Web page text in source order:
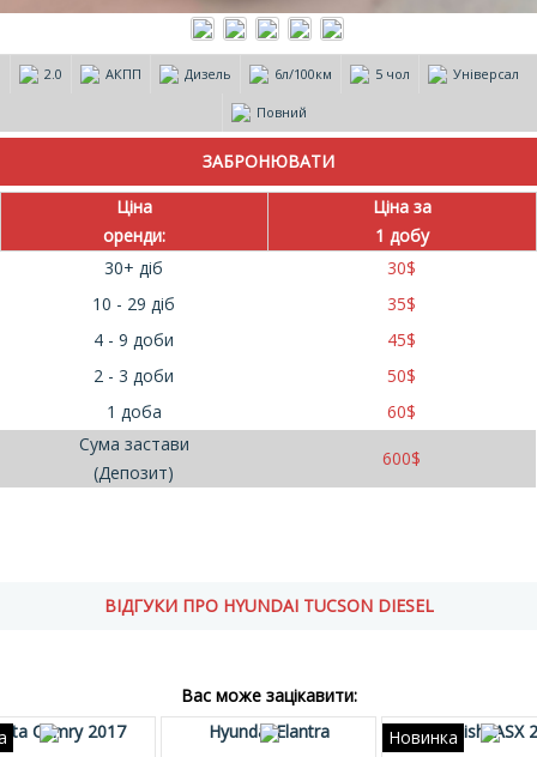
2.0 АКПП Дизель 6л/100км 5 чол Універсал
Повний
Ціна
оренди:
Ціна за
1 добу
30+ діб
30$
10 - 29 діб
35$
4 - 9 доби
45$
2 - 3 доби
50$
1 доба
60$
Сума застави
(Депозит)
600$
ВІДГУКИ ПРО HYUNDAI TUCSON DIESEL
Вас може зацікавити:
Camry 2017 Hyundai Elantra Новинка
Mitsubishi ASX